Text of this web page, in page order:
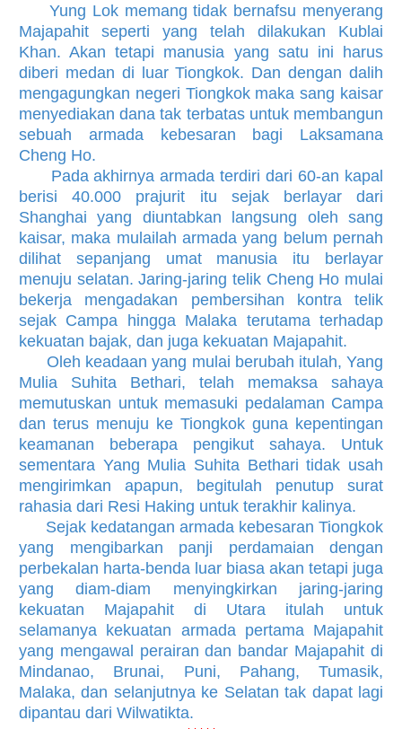
Yung Lok memang tidak bernafsu menyerang
Majapahit seperti yang telah dilakukan Kublai
Khan. Akan tetapi manusia yang satu ini harus
diberi medan di luar Tiongkok. Dan dengan dalih
mengagungkan negeri Tiongkok maka sang kaisar
menyediakan dana tak terbatas untuk membangun
sebuah armada kebesaran bagi Laksamana
Cheng Ho.
Pada akhirnya armada terdiri dari 60-an kapal
berisi 40.000 prajurit itu sejak berlayar dari
Shanghai yang diuntabkan langsung oleh sang
kaisar, maka mulailah armada yang belum pernah
dilihat sepanjang umat manusia itu berlayar
menuju selatan. Jaring-jaring telik Cheng Ho mulai
bekerja mengadakan pembersihan kontra telik
sejak Campa hingga Malaka terutama terhadap
kekuatan bajak, dan juga kekuatan Majapahit.
Oleh keadaan yang mulai berubah itulah, Yang
Mulia Suhita Bethari, telah memaksa sahaya
memutuskan untuk memasuki pedalaman Campa
dan terus menuju ke Tiongkok guna kepentingan
keamanan beberapa pengikut sahaya. Untuk
sementara Yang Mulia Suhita Bethari tidak usah
mengirimkan apapun, begitulah penutup surat
rahasia dari Resi Haking untuk terakhir kalinya.
Sejak kedatangan armada kebesaran Tiongkok
yang mengibarkan panji perdamaian dengan
perbekalan harta-benda luar biasa akan tetapi juga
yang diam-diam menyingkirkan jaring-jaring
kekuatan Majapahit di Utara itulah untuk
selamanya kekuatan armada pertama Majapahit
yang mengawal perairan dan bandar Majapahit di
Mindanao, Brunai, Puni, Pahang, Tumasik,
Malaka, dan selanjutnya ke Selatan tak dapat lagi
dipantau dari Wilwatikta.